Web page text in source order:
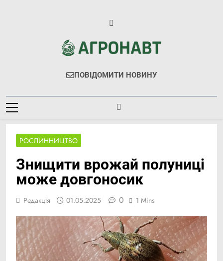
Агронавт
Новини Українського Агробізнесу
ПОВІДОМИТИ НОВИНУ
РОСЛИННИЦТВО
Знищити врожай полуниці
може довгоносик
Редакція 01.05.2025 0 1 Mins